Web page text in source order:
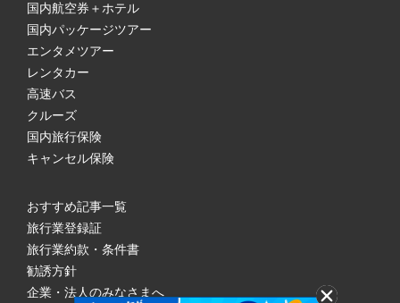
国内航空券＋ホテル
国内パッケージツアー
エンタメツアー
レンタカー
高速バス
クルーズ
国内旅行保険
キャンセル保険
おすすめ記事一覧
旅行業登録証
旅行業約款・条件書
勧誘方針
企業・法人のみなさまへ